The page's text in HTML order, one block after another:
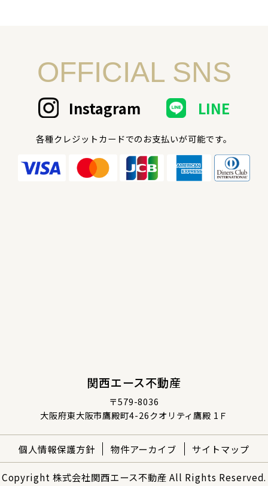
OFFICIAL SNS
Instagram LINE
各種クレジットカードでのお支払いが可能です。
関西エース不動産
〒579-8036
大阪府東大阪市鷹殿町4-26クオリティ鷹殿 1Ｆ
個人情報保護方針 物件アーカイブ サイトマップ
Copyright 株式会社関西エース不動産 All Rights Reserved.